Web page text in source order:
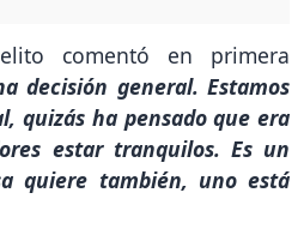
comentó en primera
decisión general. Estamos
quizás ha pensado que era
estar tranquilos. Es un
quiere también, uno está